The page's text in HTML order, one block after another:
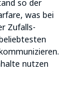
so der
was bei
Zufalls-
nutzen